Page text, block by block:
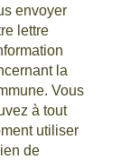
envoyer
lettre
la
Vous
à tout
utiliser
de